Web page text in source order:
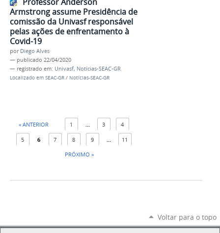
Armstrong assume Presidência de
comissão da Univasf responsável
pelas ações de enfrentamento à
Covid-19
por Diego Alves
— publicado 22/04/2020
— registrado em: Univasf, Notícias-SEAC-GR
Localizado em SEAC-GR / Notícias-SEAC-GR
« ANTERIOR 1 ... 3 4
5 6 7 8 9 ...
11
PRÓXIMO »
Voltar para o topo